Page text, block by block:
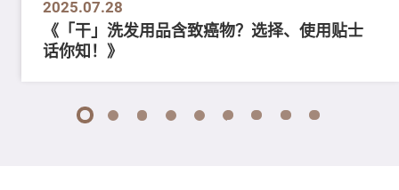
2025.07.28
《「干」洗发用品含致癌物？选择、使用贴士
话你知！》
1 2 3 4 5 6 7 8 9